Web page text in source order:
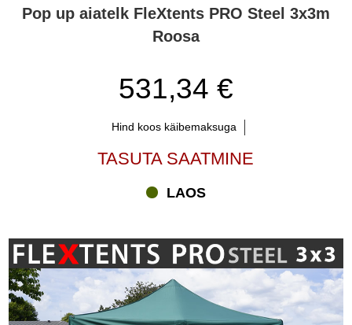
Pop up aiatelk FleXtents PRO Steel 3x3m
Roosa
531,34 €
Hind koos käibemaksuga
TASUTA SAATMINE
LAOS